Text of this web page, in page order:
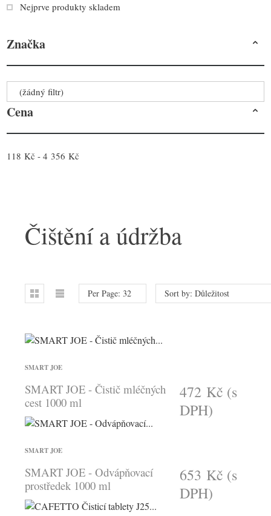
Nejprve produkty skladem
Značka
(žádný filtr)
Cena
118 Kč - 4 356 Kč
Čištění a údržba
Per Page: 32 Sort by: Důležitost
SMART JOE
SMART JOE - Čistič mléčných
cest 1000 ml
472 Kč (s
DPH)
SMART JOE
SMART JOE - Odvápňovací
prostředek 1000 ml
653 Kč (s
DPH)